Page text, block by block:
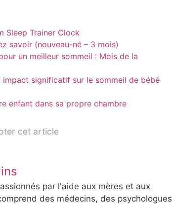
Sleep Trainer Clock
savoir (nouveau-né – 3 mois)
un meilleur sommeil : Mois de la
impact significatif sur le sommeil de bébé
enfant dans sa propre chambre
cet article
par l'aide aux mères et aux
des médecins, des psychologues